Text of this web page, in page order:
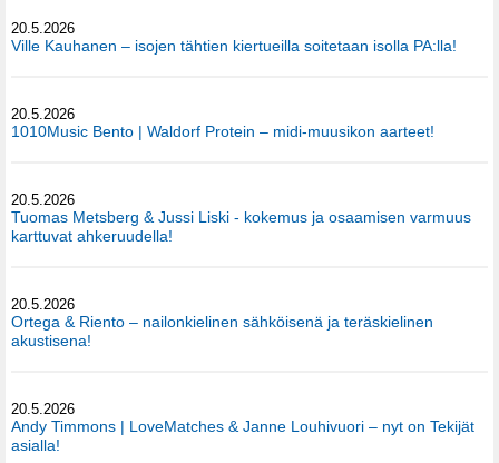
20.5.2026
Ville Kauhanen – isojen tähtien kiertueilla soitetaan isolla PA:lla!
20.5.2026
1010Music Bento | Waldorf Protein – midi-muusikon aarteet!
20.5.2026
Tuomas Metsberg & Jussi Liski - kokemus ja osaamisen varmuus
karttuvat ahkeruudella!
20.5.2026
Ortega & Riento – nailonkielinen sähköisenä ja teräskielinen
akustisena!
20.5.2026
Andy Timmons | LoveMatches & Janne Louhivuori – nyt on Tekijät
asialla!